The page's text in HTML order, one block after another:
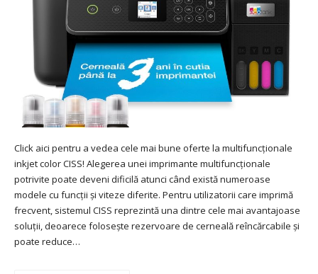
Click aici pentru a vedea cele mai bune oferte la multifuncționale
inkjet color CISS! Alegerea unei imprimante multifuncționale
potrivite poate deveni dificilă atunci când există numeroase
modele cu funcții și viteze diferite. Pentru utilizatorii care imprimă
frecvent, sistemul CISS reprezintă una dintre cele mai avantajoase
soluții, deoarece folosește rezervoare de cerneală reîncărcabile și
poate reduce…